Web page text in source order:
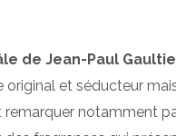
de Jean-Paul
original et séducteur
remarquer notamment